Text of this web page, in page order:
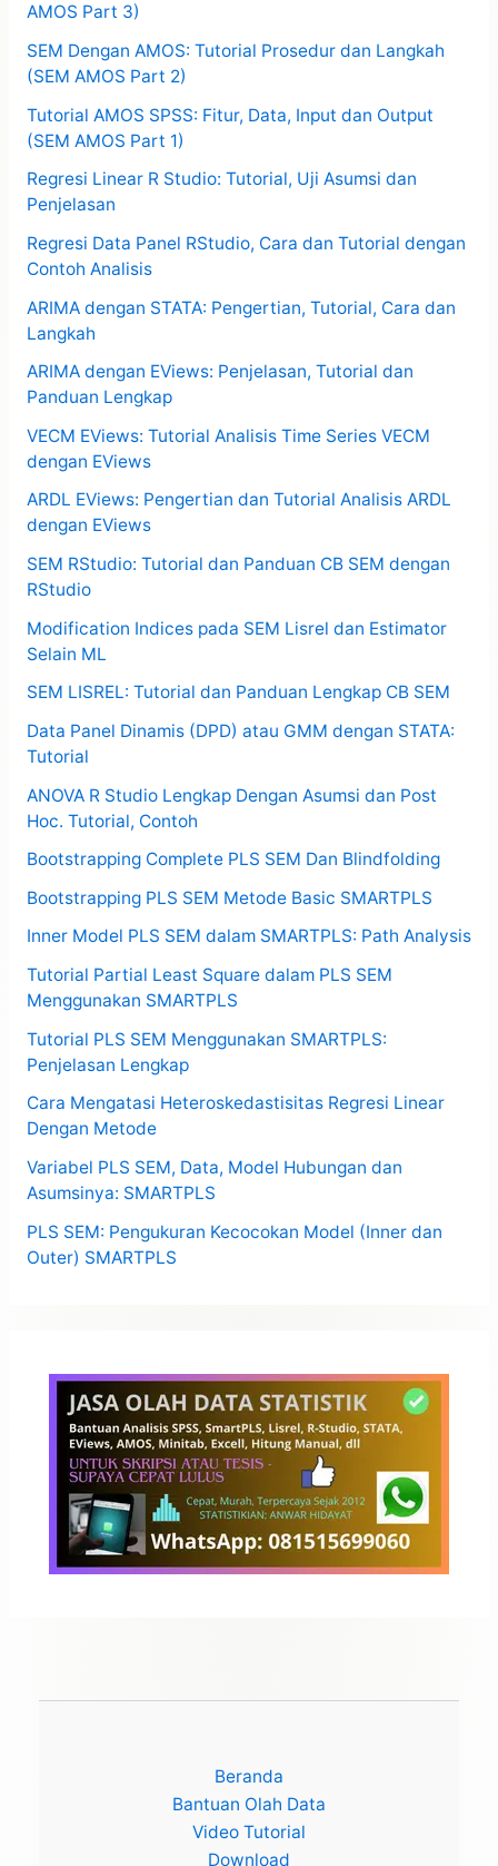
AMOS Part 3)
SEM Dengan AMOS: Tutorial Prosedur dan Langkah
(SEM AMOS Part 2)
Tutorial AMOS SPSS: Fitur, Data, Input dan Output
(SEM AMOS Part 1)
Regresi Linear R Studio: Tutorial, Uji Asumsi dan
Penjelasan
Regresi Data Panel RStudio, Cara dan Tutorial dengan
Contoh Analisis
ARIMA dengan STATA: Pengertian, Tutorial, Cara dan
Langkah
ARIMA dengan EViews: Penjelasan, Tutorial dan
Panduan Lengkap
VECM EViews: Tutorial Analisis Time Series VECM
dengan EViews
ARDL EViews: Pengertian dan Tutorial Analisis ARDL
dengan EViews
SEM RStudio: Tutorial dan Panduan CB SEM dengan
RStudio
Modification Indices pada SEM Lisrel dan Estimator
Selain ML
SEM LISREL: Tutorial dan Panduan Lengkap CB SEM
Data Panel Dinamis (DPD) atau GMM dengan STATA:
Tutorial
ANOVA R Studio Lengkap Dengan Asumsi dan Post
Hoc. Tutorial, Contoh
Bootstrapping Complete PLS SEM Dan Blindfolding
Bootstrapping PLS SEM Metode Basic SMARTPLS
Inner Model PLS SEM dalam SMARTPLS: Path Analysis
Tutorial Partial Least Square dalam PLS SEM
Menggunakan SMARTPLS
Tutorial PLS SEM Menggunakan SMARTPLS:
Penjelasan Lengkap
Cara Mengatasi Heteroskedastisitas Regresi Linear
Dengan Metode
Variabel PLS SEM, Data, Model Hubungan dan
Asumsinya: SMARTPLS
PLS SEM: Pengukuran Kecocokan Model (Inner dan
Outer) SMARTPLS
Beranda
Bantuan Olah Data
Video Tutorial
Download